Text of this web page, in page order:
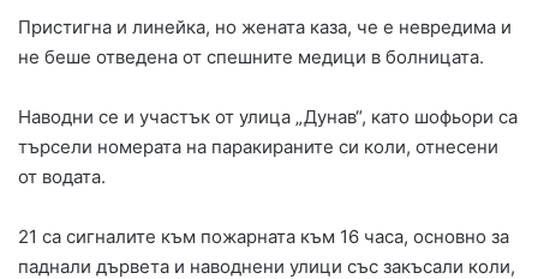
Пристигна и линейка, но жената каза, че е невредима и
не беше отведена от спешните медици в болницата.
Наводни се и участък от улица „Дунав“, като шофьори са
търсели номерата на паракираните си коли, отнесени
от водата.
21 са сигналите към пожарната към 16 часа, основно за
паднали дървета и наводнени улици със закъсали коли,